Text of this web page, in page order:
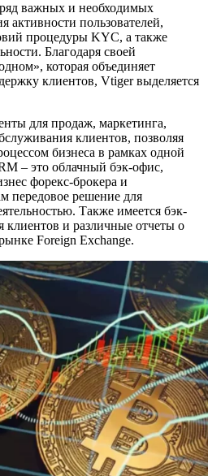
важных и необходимых
активности пользователей,
процедуры KYC, а также
Благодаря своей
которая объединяет
клиентов, Vtiger выделяется
для продаж, маркетинга,
клиентов, позволяя
бизнеса в рамках одной
– это облачный бэк-офис,
форекс-брокера и
передовое решение для
Также имеется бэк-
клиентов и различные отчеты о
Foreign Exchange.